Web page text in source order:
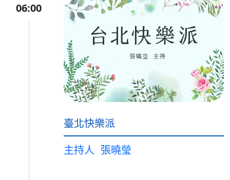
06:00
臺北快樂派
主持人 張曉瑩